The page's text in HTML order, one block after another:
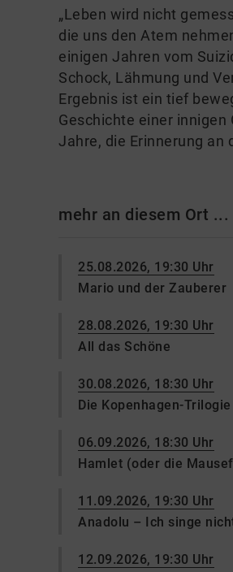
„Leben wird nicht
die uns den Atem
einigen Jahren vom
Schock, Lähmung und
Ergebnis ist ein tief
Geschichte einer
Jahre, die Erinnerung an
mehr an diesem Ort ...
25.08.2026, 19:30 Uhr
Mario und der Zauberer
28.08.2026, 19:30 Uhr
All das Schöne
30.08.2026, 18:30 Uhr
Die Kopenhagen-Trilogie
06.09.2026, 18:30 Uhr
Hamlet (oder die
11.09.2026, 19:30 Uhr
Anadolu – Ich singe
12.09.2026, 19:30 Uhr